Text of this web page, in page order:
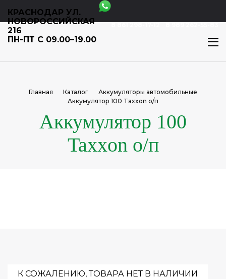
КРАСНОДАР УЛ.
НОВОРОССИЙСКАЯ
216
ПН-ПТ С 09.00–19.00
8 861 298-17-12 8 989 262-55-83
Главная Каталог
Аккумуляторы автомобильные
Аккумулятор 100 Taxxon о/п
Аккумулятор 100
Taxxon о/п
К СОЖАЛЕНИЮ, ТОВАРА НЕТ В НАЛИЧИИ